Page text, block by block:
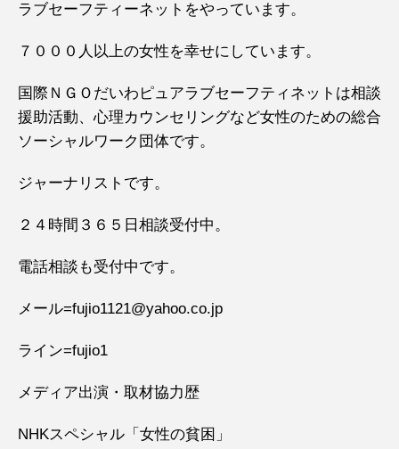
ラブセーフティーネットをやっています。
７０００人以上の女性を幸せにしています。
国際ＮＧＯだいわピュアラブセーフティネットは相談
援助活動、心理カウンセリングなど女性のための総合
ソーシャルワーク団体です。
ジャーナリストです。
２４時間３６５日相談受付中。
電話相談も受付中です。
メール=fujio1121@yahoo.co.jp
ライン=fujio1
メディア出演・取材協力歴
NHKスペシャル「女性の貧困」